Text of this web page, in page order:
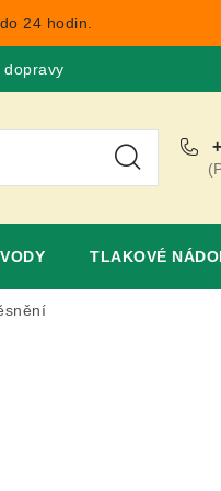
24 hodin.
dopravy
TLAKOVÉ